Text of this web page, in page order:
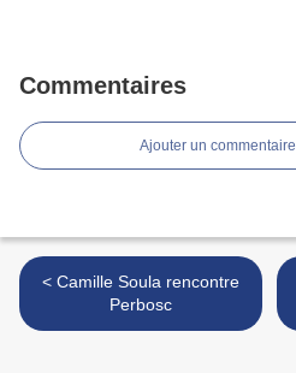
Commentaires
Ajouter un commentaire
< Camille Soula rencontre
Perbosc